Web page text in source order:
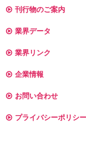
刊行物のご案内
業界データ
業界リンク
企業情報
お問い合わせ
プライバシーポリシー